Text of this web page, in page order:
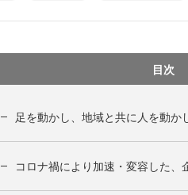
目次
足を動かし、地域と共に人を動か
コロナ禍により加速・変容した、